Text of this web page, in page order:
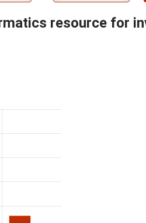
resource for